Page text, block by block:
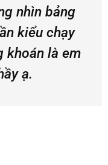
nhìn bảng
kiểu chạy
khoán là em
ạ.